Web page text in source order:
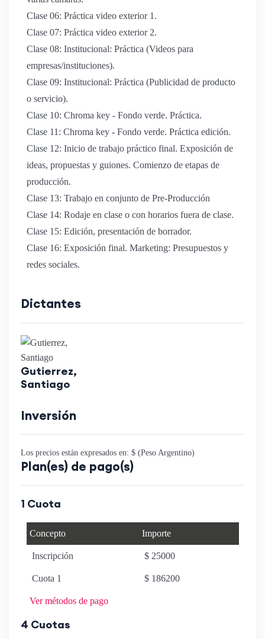
Clase 06: Práctica video exterior 1.
Clase 07: Práctica video exterior 2.
Clase 08: Institucional: Práctica (Videos para
empresas/instituciones).
Clase 09: Institucional: Práctica (Publicidad de producto
o servicio).
Clase 10: Chroma key - Fondo verde. Práctica.
Clase 11: Chroma key - Fondo verde. Práctica edición.
Clase 12: Inicio de trabajo práctico final. Exposición de
ideas, propuestas y guiones. Comienzo de etapas de
producción.
Clase 13: Trabajo en conjunto de Pre-Producción
Clase 14: Rodaje en clase o con horarios fuera de clase.
Clase 15: Edición, presentación de borrador.
Clase 16: Exposición final. Marketing: Presupuestos y
redes sociales.
Dictantes
Gutierrez,
Santiago
Inversión
Los precios están expresados en: $ (Peso Argentino)
Plan(es) de pago(s)
1 Cuota
Concepto Importe
Inscripción $ 25000
Cuota 1 $ 186200
Ver métodos de pago
4 Cuotas